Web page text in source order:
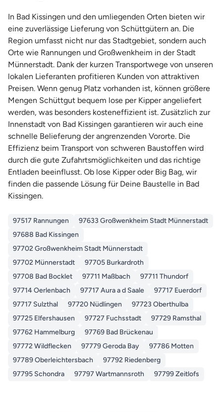
In Bad Kissingen und den umliegenden Orten bieten wir
eine zuverlässige Lieferung von Schüttgütern an. Die
Region umfasst nicht nur das Stadtgebiet, sondern auch
Orte wie Rannungen und Großwenkheim in der Stadt
Münnerstadt. Dank der kurzen Transportwege von unseren
lokalen Lieferanten profitieren Kunden von attraktiven
Preisen. Wenn genug Platz vorhanden ist, können größere
Mengen Schüttgut bequem lose per Kipper angeliefert
werden, was besonders kosteneffizient ist. Zusätzlich zur
Innenstadt von Bad Kissingen garantieren wir auch eine
schnelle Belieferung der angrenzenden Vororte. Die
Effizienz beim Transport von schweren Baustoffen wird
durch die gute Zufahrtsmöglichkeiten und das richtige
Entladen beeinflusst. Ob lose Kipper oder Big Bag, wir
finden die passende Lösung für Deine Baustelle in Bad
Kissingen.
97517 Rannungen
97633 Großwenkheim Stadt Münnerstadt
97688 Bad Kissingen
97702 Großwenkheim Stadt Münnerstadt
97702 Münnerstadt
97705 Burkardroth
97708 Bad Bocklet
97711 Maßbach
97711 Thundorf
97714 Oerlenbach
97717 Aura a d Saale
97717 Euerdorf
97717 Sulzthal
97720 Nüdlingen
97723 Oberthulba
97725 Elfershausen
97727 Fuchsstadt
97729 Ramsthal
97762 Hammelburg
97769 Bad Brückenau
97772 Wildflecken
97779 Geroda Bay
97786 Motten
97789 Oberleichtersbach
97792 Riedenberg
97795 Schondra
97797 Wartmannsroth 97799 Zeitlofs